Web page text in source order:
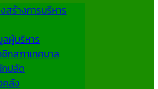
สร้างการบริหาร
ผู้บริหาร
กสภาเทศบาล
ปลัด
คลัง